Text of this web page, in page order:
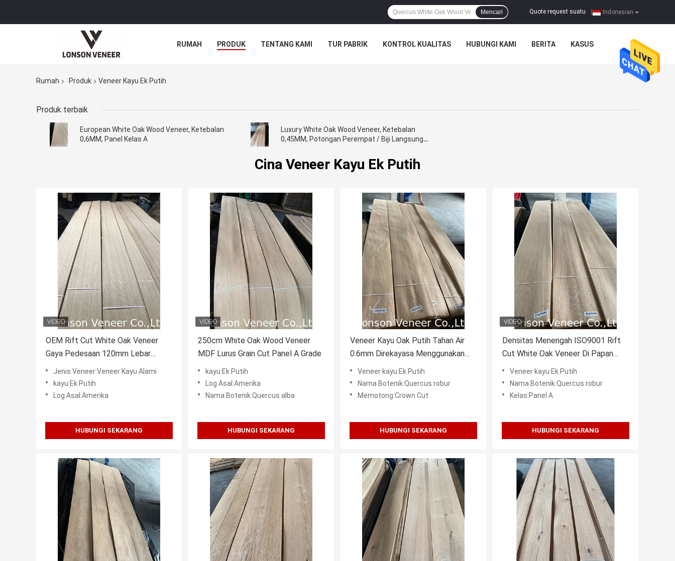
Indonesian
Quote request suatu
Mencari
RUMAH PRODUK TENTANG KAMI TUR PABRIK KONTROL KUALITAS HUBUNGI KAMI BERITA KASUS
Rumah Produk Veneer Kayu Ek Putih
Produk terbaik
European White Oak Wood Veneer, Ketebalan
0,6MM, Panel Kelas A
Luxury White Oak Wood Veneer, Ketebalan
0,45MM, Potongan Perempat / Biji Langsung,
Kustis
Cina Veneer Kayu Ek Putih
OEM Rift Cut White Oak Veneer
Gaya Pedesaan 120mm Lebar
ISO9001
Jenis Veneer:Veneer Kayu Alami
kayu:Ek Putih
Log Asal:Amerika
HUBUNGI SEKARANG
250cm White Oak Wood Veneer
MDF Lurus Grain Cut Panel A Grade
kayu:Ek Putih
Log Asal:Amerika
Nama Botenik:Quercus alba
HUBUNGI SEKARANG
Veneer Kayu Oak Putih Tahan Air
0.6mm Direkayasa Menggunakan
ISO9001
Veneer kayu:Ek Putih
Nama Botenik:Quercus robur
Memotong:Crown Cut
HUBUNGI SEKARANG
Densitas Menengah ISO9001 Rift
Cut White Oak Veneer Di Papan
Partikel
Veneer kayu:Ek Putih
Nama Botenik:Quercus robur
Kelas:Panel A
HUBUNGI SEKARANG